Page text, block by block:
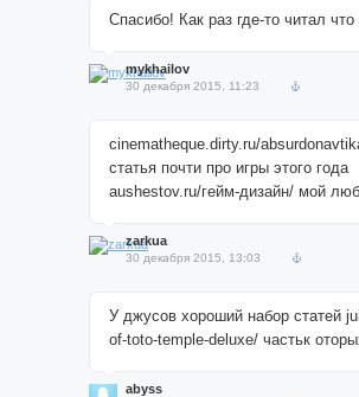
Спасибо! Как раз где-то читал
mykhailov
30 декабря 2015, 11:23
cinematheque.dirty.ru/
статья почти про игры этого года
aushestov.ru/гейм-дизайн/ мой
zarkua
30 декабря 2015, 13:03
У джусов хороший набор статей
of-toto-temple-deluxe/ частьк
abyss